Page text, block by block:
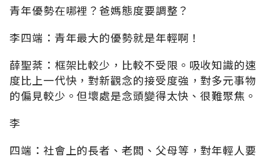
青年優勢在哪裡？爸媽態度要調整？
李四端：青年最大的優勢就是年輕啊！
薛聖棻：框架比較少，比較不受限。吸收知識的速
度比上一代快，對新觀念的接受度強，對多元事物
的偏見較少。但壞處是念頭變得太快、很難聚焦。
李
四端：社會上的長者、老闆、父母等，對年輕人要